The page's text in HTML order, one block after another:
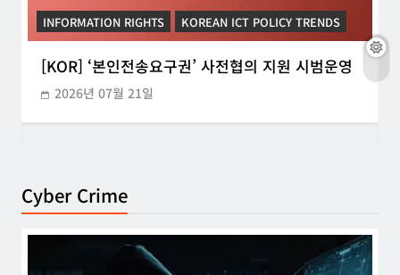
INFORMATION RIGHTS KOREAN ICT POLICY TRENDS
[KOR] ‘본인전송요구권’ 사전협의 지원 시범운영
2026년 07월 21일
Cyber Crime